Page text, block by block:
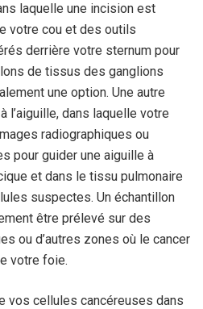
laquelle une incision est
votre cou et des outils
derrière votre sternum pour
de tissus des ganglions
une option. Une autre
l’aiguille, dans laquelle votre
radiographiques ou
pour guider une aiguille à
et dans le tissu pulmonaire
suspectes. Un échantillon
être prélevé sur des
ou d’autres zones où le cancer
votre foie.
vos cellules cancéreuses dans